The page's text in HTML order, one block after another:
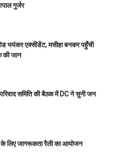
गुर्जर
भयंकर एक्सीडेंट, मसीहा बनकर पहुँची
की जान
समिति की बैठक में DC ने सुनी जन
के लिए जागरूकता रैली का आयोजन